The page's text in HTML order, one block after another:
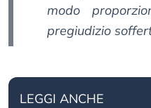
modo
pregiudizio
LEGGI ANCHE